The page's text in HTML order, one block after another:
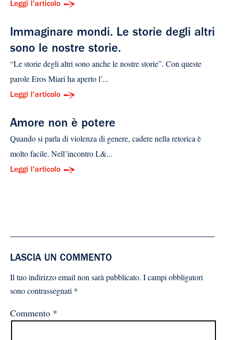
Leggi l'articolo
Immaginare mondi. Le storie degli altri
sono le nostre storie.
“Le storie degli altri sono anche le nostre storie”. Con queste
parole Eros Miari ha aperto l’...
Leggi l'articolo
Amore non è potere
Quando si parla di violenza di genere, cadere nella retorica è
molto facile. Nell’incontro L&...
Leggi l'articolo
LASCIA UN COMMENTO
Il tuo indirizzo email non sarà pubblicato. I campi obbligatori
sono contrassegnati *
Commento *